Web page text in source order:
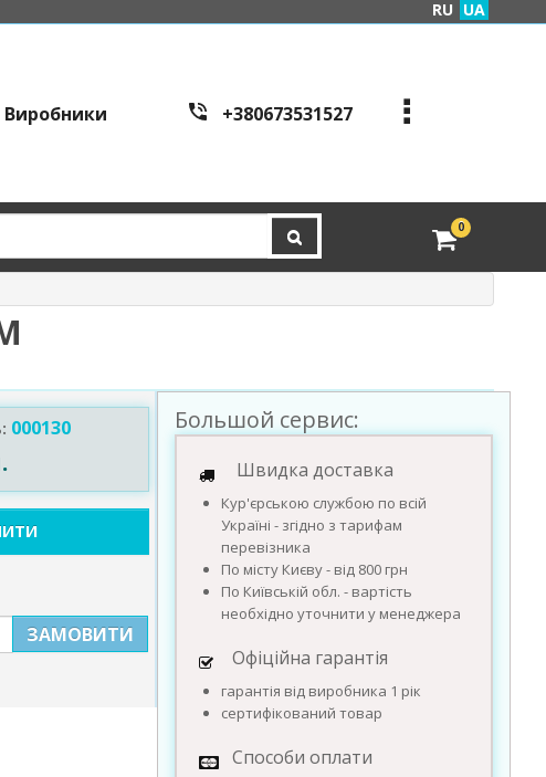
RU UA
Виробники
+380673531527
edveri.kyiv@gmail.com
Режим работы c
tre:
м. Київ, вул. Куренівсь
б з 10:00 до 16:00
0
000130
ЗАМОВИТИ
Большой сервис:
Швидка доставка
Кур'єрською службою по всій
Україні - згідно з тарифам
перевізника
По місту Києву - від 800 грн
По Київській обл. - вартість
необхідно уточнити у менеджера
Офіційна гарантія
гарантія від виробника 1 рік
сертифікований товар
Способи оплати